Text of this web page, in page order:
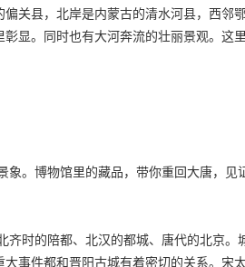
关县，北岸是内蒙古的清水河县，西
显。同时也有大河奔流的壮丽景观。
。博物馆里的藏品，带你重回大唐，
时的陪都、北汉的都城、唐代的北京
事件都和晋阳古城有着密切的关系。宋